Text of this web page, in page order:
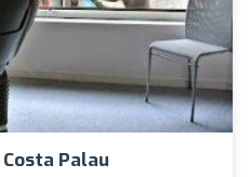
Palau